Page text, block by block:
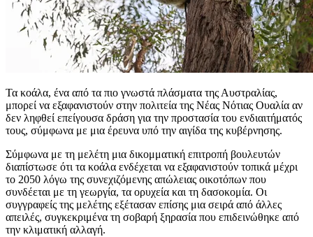
Τα κοάλα, ένα από τα πιο γνωστά πλάσματα της Αυστραλίας,
μπορεί να εξαφανιστούν στην πολιτεία της Νέας Νότιας Ουαλία αν
δεν ληφθεί επείγουσα δράση για την προστασία του ενδιαιτήματός
τους, σύμφωνα με μια έρευνα υπό την αιγίδα της κυβέρνησης.
Σύμφωνα με τη μελέτη μια δικομματική επιτροπή βουλευτών
διαπίστωσε ότι τα κοάλα ενδέχεται να εξαφανιστούν τοπικά μέχρι
το 2050 λόγω της συνεχιζόμενης απώλειας οικοτόπων που
συνδέεται με τη γεωργία, τα ορυχεία και τη δασοκομία. Οι
συγγραφείς της μελέτης εξέτασαν επίσης μια σειρά από άλλες
απειλές, συγκεκριμένα τη σοβαρή ξηρασία που επιδεινώθηκε από
την κλιματική αλλαγή.